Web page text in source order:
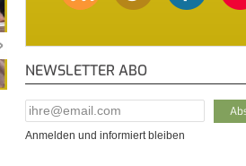
© diybook | Die Tragschienen sind in jedem Fall mit
Verbindern zu verbinden. Ist dabei ein ganzes Profil zu
wird es mit einem…
NEWSLETTER ABO
E-Mail Addresse*
Anmelden und informiert bleiben